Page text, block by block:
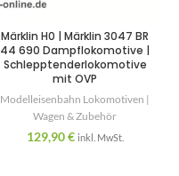
Märklin H0 | Märklin 3047 BR
44 690 Dampflokomotive |
Schlepptenderlokomotive
mit OVP
Modelleisenbahn Lokomotiven |
Wagen & Zubehör
129,90€ inkl. MwSt.